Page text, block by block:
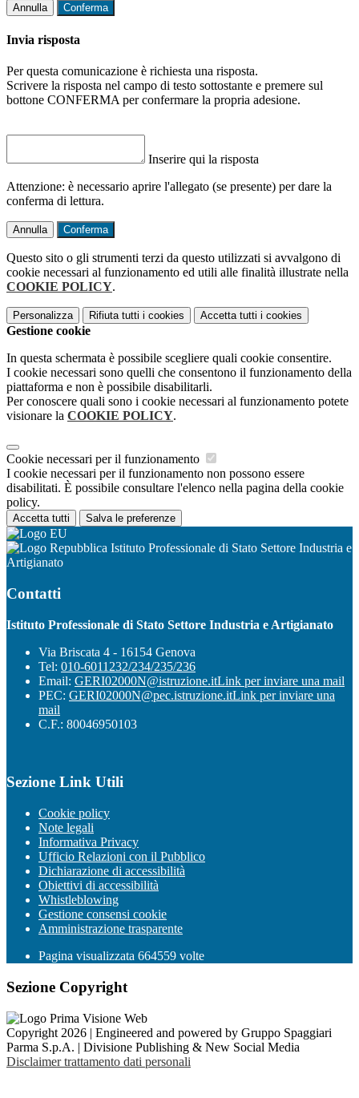
Annulla Conferma
Invia risposta
Per questa comunicazione è richiesta una risposta.
Scrivere la risposta nel campo di testo sottostante e premere sul
bottone CONFERMA per confermare la propria adesione.
Inserire qui la risposta
Attenzione: è necessario aprire l'allegato (se presente) per dare la
conferma di lettura.
Annulla Conferma
Questo sito o gli strumenti terzi da questo utilizzati si avvalgono di
cookie necessari al funzionamento ed utili alle finalità illustrate nella
COOKIE POLICY.
Personalizza Rifiuta tutti i cookies Accetta tutti i cookies
Gestione cookie
In questa schermata è possibile scegliere quali cookie consentire.
I cookie necessari sono quelli che consentono il funzionamento della
piattaforma e non è possibile disabilitarli.
Per conoscere quali sono i cookie necessari al funzionamento potete
visionare la COOKIE POLICY.
Cookie necessari per il funzionamento
I cookie necessari per il funzionamento non possono essere
disabilitati. È possibile consultare l'elenco nella pagina della cookie
policy.
Accetta tutti Salva le preferenze
Istituto Professionale di Stato Settore Industria e
Artigianato
Contatti
Istituto Professionale di Stato Settore Industria e Artigianato
Via Briscata 4 - 16154 Genova
Tel: 010-6011232/234/235/236
Email: GERI02000N@istruzione.itLink per inviare una mail
PEC: GERI02000N@pec.istruzione.itLink per inviare una
mail
C.F.: 80046950103
Sezione Link Utili
Cookie policy
Note legali
Informativa Privacy
Ufficio Relazioni con il Pubblico
Dichiarazione di accessibilità
Obiettivi di accessibilità
Whistleblowing
Gestione consensi cookie
Amministrazione trasparente
Pagina visualizzata 664559 volte
Sezione Copyright
Copyright 2026 | Engineered and powered by Gruppo Spaggiari
Parma S.p.A. | Divisione Publishing & New Social Media
Disclaimer trattamento dati personali